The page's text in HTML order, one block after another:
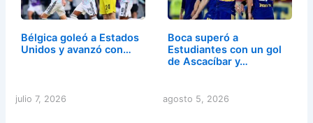
Bélgica goleó a Estados
Unidos y avanzó con…
julio 7, 2026
Boca superó a
Estudiantes con un gol
de Ascacíbar y…
agosto 5, 2026